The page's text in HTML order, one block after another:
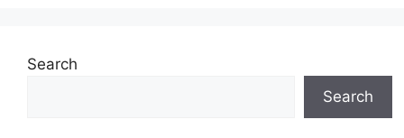
Search
Search